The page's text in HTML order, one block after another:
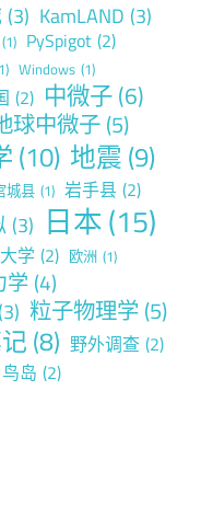
(3) KamLAND (3)
(1) PySpigot (2)
Windows (1)
(2) 中微子(6)
球中微子(5)
(10) 地震(9)
城县 (1) 岩手县 (2)
(3) 日本(15)
学 (2) 欧洲 (1)
学 (4)
(3) 粒子物理学(5)
(8) 野外调查 (2)
鸟岛 (2)